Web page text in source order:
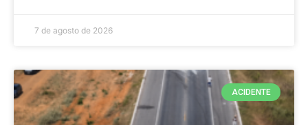
7 de agosto de 2026
ACIDENTE